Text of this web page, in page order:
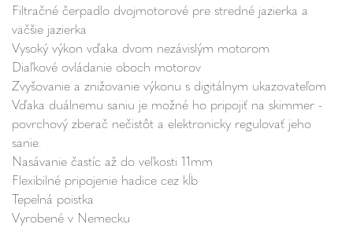
Filtračné čerpadlo dvojmotorové pre stredné jazierka a
väčšie jazierka
Vysoký výkon vďaka dvom nezávislým motorom
Diaľkové ovládanie oboch motorov
Zvyšovanie a znižovanie výkonu s digitálnym ukazovateľom
Vďaka duálnemu saniu je možné ho pripojiť na skimmer -
povrchový zberač nečistôt a elektronicky regulovať jeho
sanie.
Nasávanie častíc až do veľkosti 11mm
Flexibilné pripojenie hadice cez kĺb
Tepelná poistka
Vyrobené v Nemecku